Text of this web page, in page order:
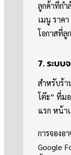
ลูกค้าที่กำ
เมนู ราค
โอกาสที่ลู
7. ระบบ
สำหรับร้า
โต๊ะ” ที่ม
แรก หน้า
การจองอ
Google